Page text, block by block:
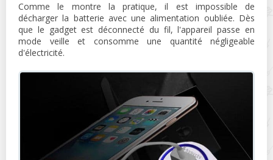
Comme le montre la pratique, il est impossible de
décharger la batterie avec une alimentation oubliée. Dès
que le gadget est déconnecté du fil, l'appareil passe en
mode veille et consomme une quantité négligeable
d'électricité.